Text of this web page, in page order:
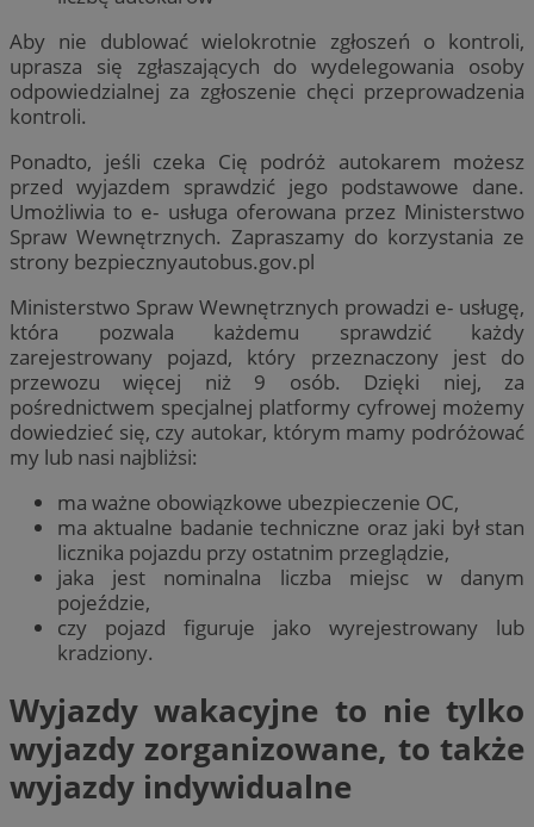
Aby nie dublować wielokrotnie zgłoszeń o kontroli,
uprasza się zgłaszających do wydelegowania osoby
odpowiedzialnej za zgłoszenie chęci przeprowadzenia
kontroli.
Ponadto, jeśli czeka Cię podróż autokarem możesz
przed wyjazdem sprawdzić jego podstawowe dane.
Umożliwia to e- usługa oferowana przez Ministerstwo
Spraw Wewnętrznych. Zapraszamy do korzystania ze
strony bezpiecznyautobus.gov.pl
Ministerstwo Spraw Wewnętrznych prowadzi e- usługę,
która pozwala każdemu sprawdzić każdy
zarejestrowany pojazd, który przeznaczony jest do
przewozu więcej niż 9 osób. Dzięki niej, za
pośrednictwem specjalnej platformy cyfrowej możemy
dowiedzieć się, czy autokar, którym mamy podróżować
my lub nasi najbliżsi:
ma ważne obowiązkowe ubezpieczenie OC,
ma aktualne badanie techniczne oraz jaki był stan
licznika pojazdu przy ostatnim przeglądzie,
jaka jest nominalna liczba miejsc w danym
pojeździe,
czy pojazd figuruje jako wyrejestrowany lub
kradziony.
Wyjazdy wakacyjne to nie tylko
wyjazdy zorganizowane, to także
wyjazdy indywidualne